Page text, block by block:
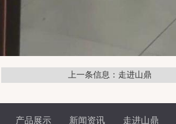
上一条信息：走进山鼎
产品展示 新闻资讯 走进山鼎